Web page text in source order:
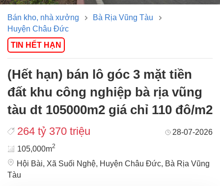
Bán kho, nhà xưởng
Bà Rịa Vũng Tàu
Huyện Châu Đức
TIN HẾT HẠN
(hết hạn) bán lô góc 3 mặt tiền
đất khu công nghiệp bà rịa vũng
tàu dt 105000m2 giá chỉ 110 đô/m2
264 tỷ 370 triệu
28-07-2026
105,000m2
Hội Bài, Xã Suối Nghệ, Huyện Châu Đức, Bà Rịa Vũng
Tàu